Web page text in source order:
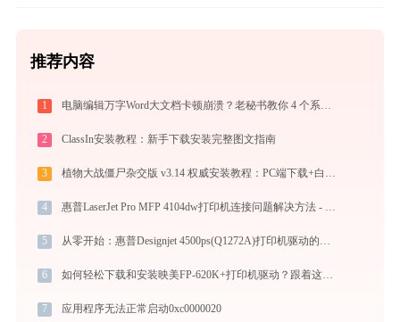
推荐内容
1 电脑编辑万字Word大文档卡顿崩溃？老秘书教你 4 个系统级优化设置与避坑神技
2 ClassIn安装教程：新手下载安装完整图文指南
3 植物大战僵尸杂交版 v3.14 权威安装教程：PC端下载+白屏闪退完美解决
4 惠普LaserJet Pro MFP 4104dw打印机连接问题解决方法 - 金山毒霸
5 从零开始：惠普Designjet 4500ps(Q1272A)打印机驱动的下载及安装流程
6 如何轻松下载和安装映美FP-620K+打印机驱动？跟着这篇指南走
7 应用程序无法正常启动0xc0000020